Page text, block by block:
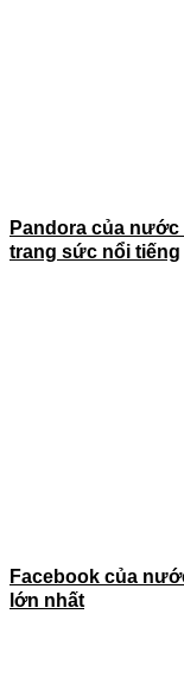
Pandora của
trang sức nổi tiếng
Facebook của
lớn nhất